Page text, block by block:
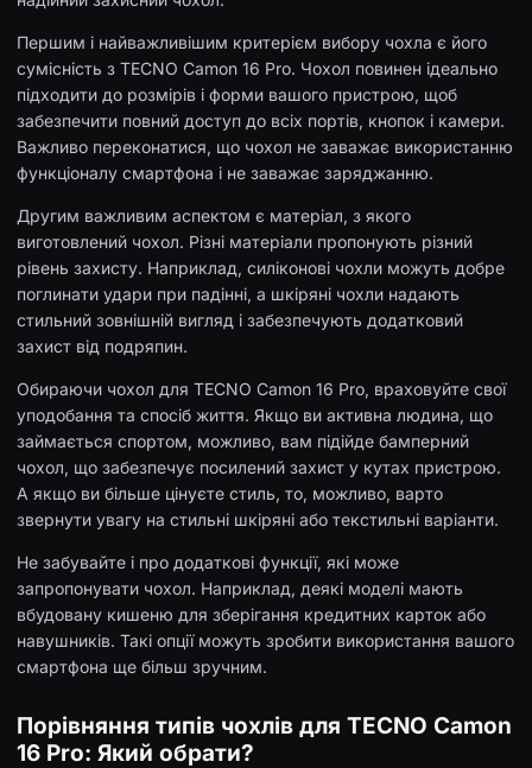
Першим і найважливішим критерієм вибору чохла є його
сумісність з TECNO Camon 16 Pro. Чохол повинен ідеально
підходити до розмірів і форми вашого пристрою, щоб
забезпечити повний доступ до всіх портів, кнопок і камери.
Важливо переконатися, що чохол не заважає використанню
функціоналу смартфона і не заважає заряджанню.
Другим важливим аспектом є матеріал, з якого
виготовлений чохол. Різні матеріали пропонують різний
рівень захисту. Наприклад, силіконові чохли можуть добре
поглинати удари при падінні, а шкіряні чохли надають
стильний зовнішній вигляд і забезпечують додатковий
захист від подряпин.
Обираючи чохол для TECNO Camon 16 Pro, враховуйте свої
уподобання та спосіб життя. Якщо ви активна людина, що
займається спортом, можливо, вам підійде бамперний
чохол, що забезпечує посилений захист у кутах пристрою.
А якщо ви більше цінуєте стиль, то, можливо, варто
звернути увагу на стильні шкіряні або текстильні варіанти.
Не забувайте і про додаткові функції, які може
запропонувати чохол. Наприклад, деякі моделі мають
вбудовану кишеню для зберігання кредитних карток або
навушників. Такі опції можуть зробити використання вашого
смартфона ще більш зручним.
Порівняння типів чохлів для TECNO Camon
16 Pro: Який обрати?